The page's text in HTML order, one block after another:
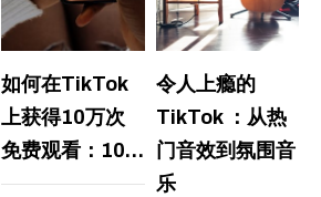
如何在TikTok
上获得10万次
免费观看：10…
令人上瘾的
TikTok ：从热
门音效到氛围音
乐